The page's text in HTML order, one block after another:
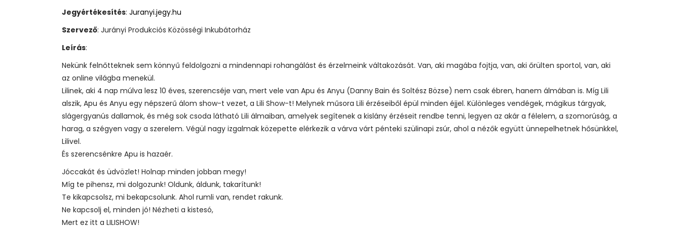
Jegyértékesítés: Juranyi.jegy.hu
Szervező: Jurányi Produkciós Közösségi Inkubátorház
Leírás:
Nekünk felnőtteknek sem könnyű feldolgozni a mindennapi rohangálást és érzelmeink váltakozását. Van, aki magába fojtja, van, aki őrülten sportol, van, aki
az online világba menekül.
Lilinek, aki 4 nap múlva lesz 10 éves, szerencséje van, mert vele van Apu és Anyu (Danny Bain és Soltész Bözse) nem csak ébren, hanem álmában is. Míg Lili
alszik, Apu és Anyu egy népszerű álom show-t vezet, a Lili Show-t! Melynek műsora Lili érzéseiből épül minden éjjel. Különleges vendégek, mágikus tárgyak,
slágergyanús dallamok, és még sok csoda látható Lili álmaiban, amelyek segítenek a kislány érzéseit rendbe tenni, legyen az akár a félelem, a szomorúság, a
harag, a szégyen vagy a szerelem. Végül nagy izgalmak közepette elérkezik a várva várt pénteki szülinapi zsúr, ahol a nézők együtt ünnepelhetnek hősünkkel,
Lilivel.
És szerencsénkre Apu is hazaér.
Jóccakát és üdvözlet! Holnap minden jobban megy!
Míg te pihensz, mi dolgozunk! Oldunk, áldunk, takarítunk!
Te kikapcsolsz, mi bekapcsolunk. Ahol rumli van, rendet rakunk.
Ne kapcsolj el, minden jó! Nézheti a kistesó,
Mert ez itt a LILISHOW!